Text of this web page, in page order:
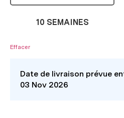
10 SEMAINES
Effacer
Date de livraison prévue
03 Nov 2026